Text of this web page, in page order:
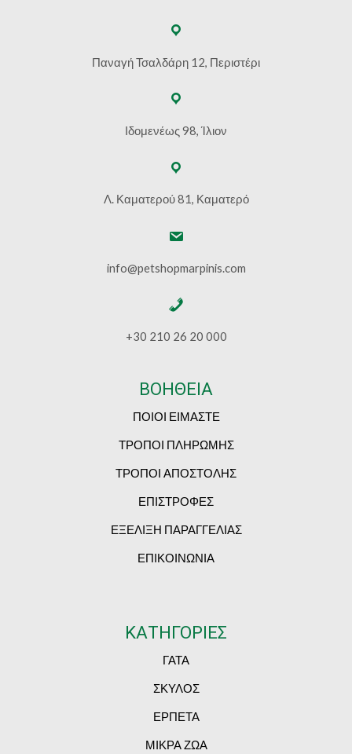
Παναγή Τσαλδάρη 12, Περιστέρι
Ιδομενέως 98, Ίλιον
Λ. Καματερού 81, Καματερό
info@petshopmarpinis.com
+30 210 26 20 000
ΒΟΗΘΕΙΑ
ΠΟΙΟΙ ΕΙΜΑΣΤΕ
ΤΡΟΠΟΙ ΠΛΗΡΩΜΗΣ
ΤΡΟΠΟΙ ΑΠΟΣΤΟΛΗΣ
ΕΠΙΣΤΡΟΦΕΣ
ΕΞΕΛΙΞΗ ΠΑΡΑΓΓΕΛΙΑΣ
ΕΠΙΚΟΙΝΩΝΙΑ
ΚΑΤΗΓΟΡΙΕΣ
ΓΑΤΑ
ΣΚΥΛΟΣ
ΕΡΠΕΤΑ
ΜΙΚΡΑ ΖΩΑ